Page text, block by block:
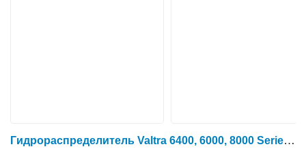
Гидрораспределитель Valtra 6400, 6000, 8000 Series, Hydraulic Spool Valve V32536400, V32536 для трактора колесного